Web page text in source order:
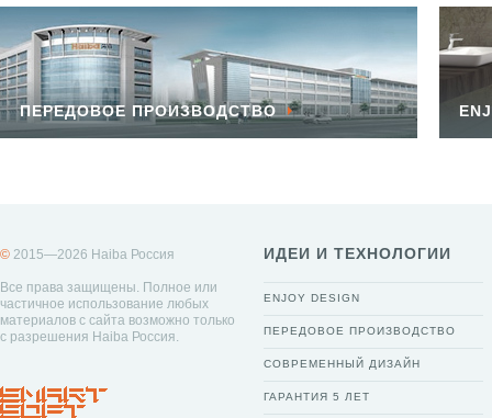
ПЕРЕДОВОЕ ПРОИЗВОДСТВО
© 2015—2026 Haiba Россия
Все права защищены. Полное или
частичное использование любых
материалов с сайта возможно только
с разрешения Haiba Россия.
ИДЕИ И ТЕХНОЛОГИИ
ENJOY DESIGN
ПЕРЕДОВОЕ ПРОИЗВОДСТВО
СОВРЕМЕННЫЙ ДИЗАЙН
ГАРАНТИЯ 5 ЛЕТ